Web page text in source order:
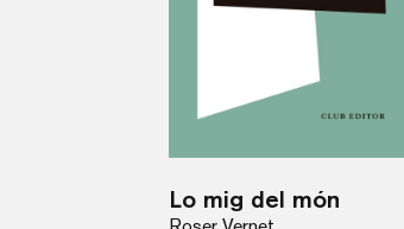
Lo mig del món